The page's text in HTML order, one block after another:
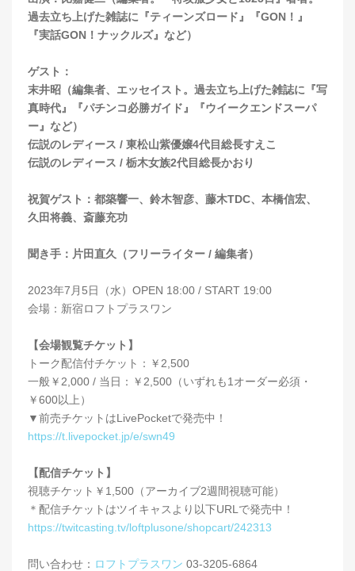
過去立ち上げた雑誌に『ティーンズロード』『GON！』
『実話GON！ナックルズ』など）
ゲスト：
末井昭（編集者、エッセイスト。過去立ち上げた雑誌に『写
真時代』『パチンコ必勝ガイド』『ウイークエンドスーパ
ー』など）
伝説のレディース / 東松山紫優嬢4代目総長すえこ
伝説のレディース / 栃木女族2代目総長かおり
祝賀ゲスト：都築響一、鈴木智彦、藤木TDC、本橋信宏、
久田将義、斎藤充功
聞き手：片田直久（フリーライター / 編集者）
2023年7月5日（水）OPEN 18:00 / START 19:00
会場：新宿ロフトプラスワン
【会場観覧チケット】
トーク配信付チケット：￥2,500
一般￥2,000 / 当日：￥2,500（いずれも1オーダー必須・
￥600以上）
▼前売チケットはLivePocketで発売中！
https://t.livepocket.jp/e/swn49
【配信チケット】
視聴チケット￥1,500（アーカイブ2週間視聴可能）
＊配信チケットはツイキャスより以下URLで発売中！
https://twitcasting.tv/loftplusone/shopcart/242313
問い合わせ： ロフトプラスワン 03-3205-6864